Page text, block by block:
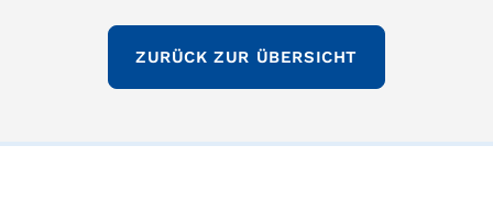
ZURÜCK ZUR ÜBERSICHT